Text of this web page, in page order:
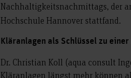
Nachhaltigkeitsnachmittags, der
Hochschule Hannover stattfand.
Kläranlagen als Schlüssel zu
Dr. Christian Koll (aqua consult
Kläranlagen längst mehr können